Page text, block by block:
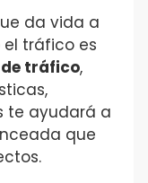
da vida a
tráfico es
tráfico,
te ayudará a
que